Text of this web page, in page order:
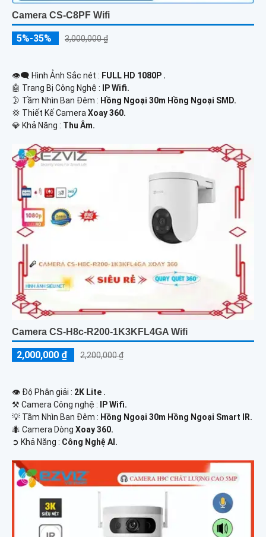
Camera CS-C8PF Wifi
5%-35% 3,000,000 ₫
👁️‍🗨 Hình Ảnh Sắc nét : FULL HD 1080P .
🤖️ Trang Bị Công Nghệ :
IP Wifi.
🌛 Tầm Nhìn Ban Đêm : Hồng Ngoại 30m Hồng Ngoại SMD.
💢 Thiết Kế Camera Xoay 360.
️💎 Khả Năng : Thu Âm.
Camera CS-H8c-R200-1K3KFL4GA Wifi
2,000,000 ₫ 2,200,000 ₫
👁 Độ Phân giải : 2K Lite .
⚒ Camera Công nghệ :
IP Wifi.
💡 Tầm Nhìn Ban Đêm : Hồng Ngoại 30m Hồng Ngoại Smart IR.
🐜 Camera Dòng Xoay 360.
️➲ Khả Năng : Công Nghệ AI.